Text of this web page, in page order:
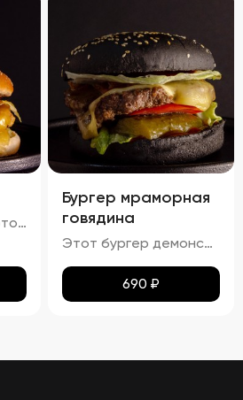
Куриный бургер – это воплощение идеального сочетания вкуса и текстуры. Аккуратно уложенные слои создают аппетитный внешний вид, где золотисто-коричневая котлета соседствует с яркими красными помидорами, зелеными огурцами и белым салатом с легкими зеленоватыми оттенками. Булочка имеет привлекательную золотистую корочку, оставаясь мягкой внутри и хрустящей снаружи. Аромат свежего хлеба, курицы и пикантных соусов создает приятный букет, который дополняется сбалансированным вкусом: мягкая куриная котлета, освежающие овощи и насыщенный вкус соусов делают каждый укус незабываемым.
Бургер мраморная
говядина
Этот бургер демонстрирует идеальное сочетание вкуса и текстуры. Котлета обладает насыщенным вкусом, овощи обеспечивают свежесть и хрусткость, а сыр добавляет сливочную мягкость. Булочка имеет золотистый оттенок и хрустящую корочку, создавая ощущение комфорта и удовольствия. Соусы придают блюду дополнительные оттенки вкуса, а булочка поддерживает баланс между мягкостью и хрусткостью.
690 ₽